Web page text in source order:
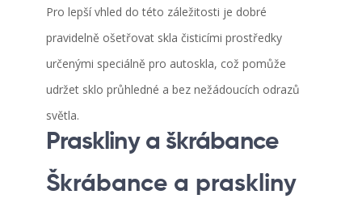
Pro lepší vhled do této záležitosti je dobré
pravidelně ošetřovat skla čisticími prostředky
určenými speciálně pro autoskla, což pomůže
udržet sklo průhledné a bez nežádoucích odrazů
světla.
Praskliny a škrábance
Škrábance a praskliny